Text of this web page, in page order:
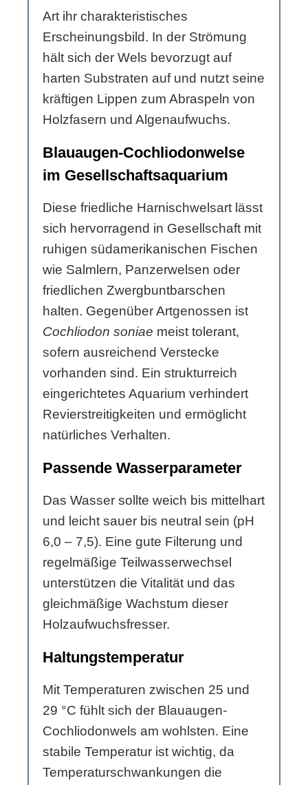
Art ihr charakteristisches
Erscheinungsbild. In der Strömung
hält sich der Wels bevorzugt auf
harten Substraten auf und nutzt seine
kräftigen Lippen zum Abraspeln von
Holzfasern und Algenaufwuchs.
Blauaugen-Cochliodonwelse
im Gesellschaftsaquarium
Diese friedliche Harnischwelsart lässt
sich hervorragend in Gesellschaft mit
ruhigen südamerikanischen Fischen
wie Salmlern, Panzerwelsen oder
friedlichen Zwergbuntbarschen
halten. Gegenüber Artgenossen ist
Cochliodon soniae meist tolerant,
sofern ausreichend Verstecke
vorhanden sind. Ein strukturreich
eingerichtetes Aquarium verhindert
Revierstreitigkeiten und ermöglicht
natürliches Verhalten.
Passende Wasserparameter
Das Wasser sollte weich bis mittelhart
und leicht sauer bis neutral sein (pH
6,0 – 7,5). Eine gute Filterung und
regelmäßige Teilwasserwechsel
unterstützen die Vitalität und das
gleichmäßige Wachstum dieser
Holzaufwuchsfresser.
Haltungstemperatur
Mit Temperaturen zwischen 25 und
29 °C fühlt sich der Blauaugen-
Cochliodonwels am wohlsten. Eine
stabile Temperatur ist wichtig, da
Temperaturschwankungen die